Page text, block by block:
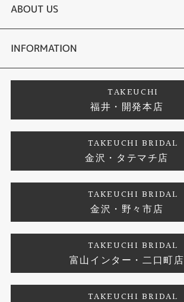
結婚指輪
セットリング
婚約ネックレス
エタニティリング
ふくい時計宝石修理研究所
タケウチのこだわり
プロポーズサポート
ブランドリスト
ジュエリーリフォーム
ABOUT US
会社概要
お客様の声
INFORMATION
プライバシーポリシー
TAKEUCHI
福井・開発本店
TAKEUCHI BRIDAL
金沢・タテマチ店
TAKEUCHI BRIDAL
金沢・野々市店
TAKEUCHI BRIDAL
富山インター・二口町店
TAKEUCHI BRIDAL